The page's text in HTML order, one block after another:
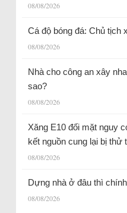
08/08/2026
Cá độ bóng đá: Chủ tịch
08/08/2026
Nhà cho công an xây
sao?
08/08/2026
Xăng E10 đối mặt nguy
kết nguồn cung lại bị thử
08/08/2026
Dựng nhà ở đâu thì
08/08/2026